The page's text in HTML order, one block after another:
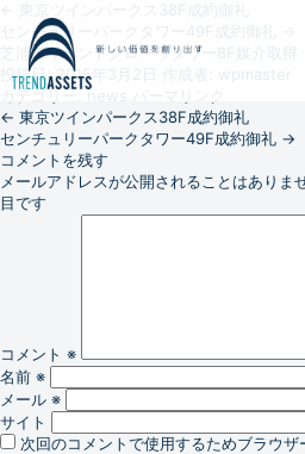
センチュリーパークタワー49F成約御礼
芝浦アイランドグローヴタワー8F媒介取得
投稿日: 2015年3月2日
カテゴリー:news
← 東京ツインパークス38F成約御礼
センチュリーパークタワー49F成約御礼 →
コメントを残す
メールアドレスが公開されることはありませ
目です
コメント ※
名前 ※
メール ※
サイト
次回のコメントで使用するためブラウ